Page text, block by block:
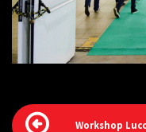
Workshop